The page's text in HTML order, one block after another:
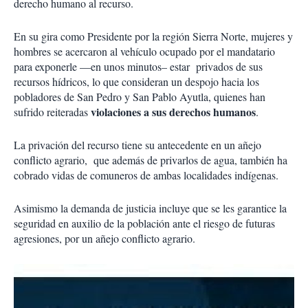
derecho humano al recurso.
En su gira como Presidente por la región Sierra Norte, mujeres y
hombres se acercaron al vehículo ocupado por el mandatario
para exponerle —en unos minutos– estar privados de sus
recursos hídricos, lo que consideran un despojo hacia los
pobladores de San Pedro y San Pablo Ayutla, quienes han
sufrido reiteradasviolaciones a sus derechos humanos.
La privación del recurso tiene su antecedente en un añejo
conflicto agrario, que además de privarlos de agua, también ha
cobrado vidas de comuneros de ambas localidades indígenas.
Asimismo la demanda de justicia incluye que se les garantice la
seguridad en auxilio de la población ante el riesgo de futuras
agresiones, por un añejo conflicto agrario.